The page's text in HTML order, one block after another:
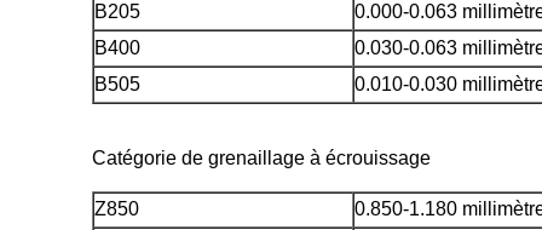
B205
0.000-0.063
B400
0.030-0.063
B505
0.010-0.030
Catégorie de grenaillage à écrouissage
Z850
0.850-1.180